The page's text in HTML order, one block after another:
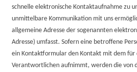
schnelle elektronische Kontaktaufnahme zu
unmittelbare Kommunikation mit uns
allgemeine Adresse der sogenannten
Adresse) umfasst. Sofern eine betroffene
ein Kontaktformular den Kontakt mit dem für
Verantwortlichen aufnimmt, werden die von